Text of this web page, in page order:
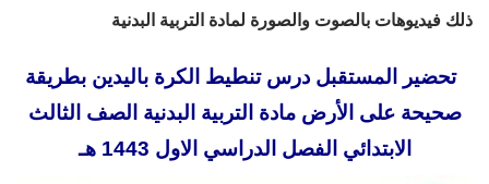
ذلك فيديوهات بالصوت والصورة لمادة التربية البدنية
تحضير المستقبل درس تنطيط الكرة باليدين بطريقة
صحيحة على الأرض مادة التربية البدنية الصف الثالث
الابتدائي الفصل الدراسي الاول 1443 هـ